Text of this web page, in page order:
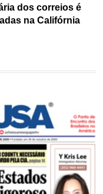
dos correios é
na Califórnia